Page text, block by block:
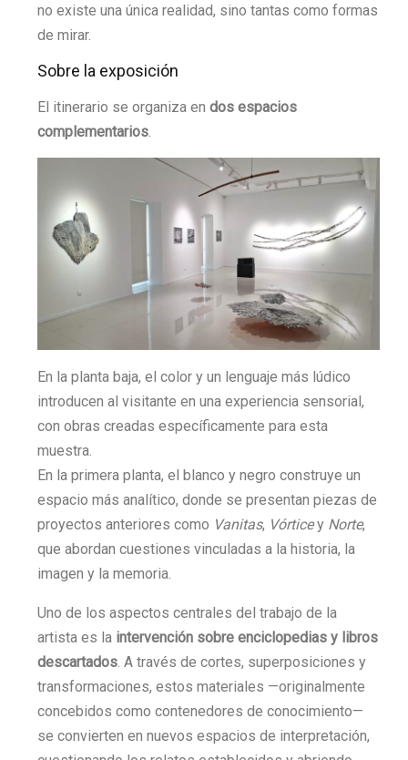
no existe una única realidad, sino tantas como formas
de mirar.
Sobre la exposición
El itinerario se organiza en dos espacios
complementarios
En la planta baja, el color y un lenguaje más lúdico
introducen al visitante en una experiencia sensorial,
con obras creadas específicamente para esta
muestra.
En la primera planta, el blanco y negro construye un
espacio más analítico, donde se presentan piezas de
proyectos anteriores como Vanitas, Vórticey Norte,
que abordan cuestiones vinculadas a la historia, la
imagen y la memoria.
Uno de los aspectos centrales del trabajo de la
artista es la intervención sobre enciclopedias y libros
descartados. A través de cortes, superposiciones y
transformaciones, estos materiales —originalmente
concebidos como contenedores de conocimiento—
se convierten en nuevos espacios de interpretación,